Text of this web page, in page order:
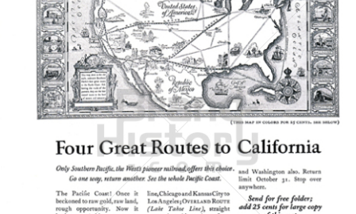
SOUTHERN PACIFIC Southern Pacific